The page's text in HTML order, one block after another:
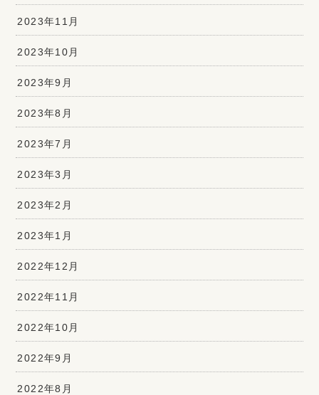
2023年11月
2023年10月
2023年9月
2023年8月
2023年7月
2023年3月
2023年2月
2023年1月
2022年12月
2022年11月
2022年10月
2022年9月
2022年8月